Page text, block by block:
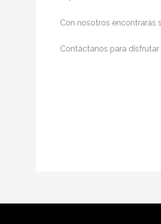
Con nosotros encontrarás
Contáctanos para